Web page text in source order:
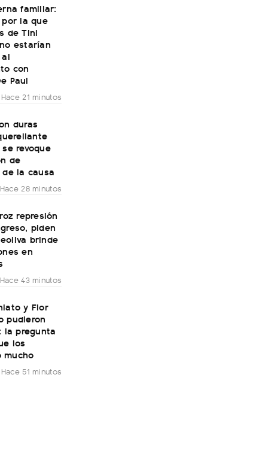
familiar:
la que
de Tini
estarían
con
Paul
Hace 21 minutos
duras
revoque
de
la causa
Hace 28 minutos
represión
piden
brinde
en
Hace 43 minutos
y Flor
pudieron
la pregunta
los
mucho
Hace 51 minutos